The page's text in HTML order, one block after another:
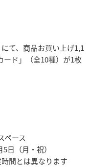
て、商品お買い上げ1,1
ード」（全10種）が1枚
ペース
日（月・祝）
間とは異なります